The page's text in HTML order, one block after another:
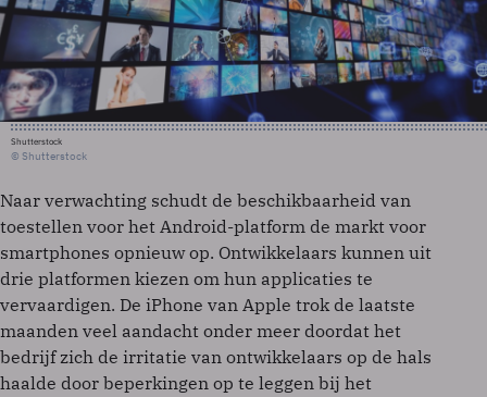
Shutterstock
© Shutterstock
Naar verwachting schudt de beschikbaarheid van
toestellen voor het Android-platform de markt voor
smartphones opnieuw op. Ontwikkelaars kunnen uit
drie platformen kiezen om hun applicaties te
vervaardigen. De iPhone van Apple trok de laatste
maanden veel aandacht onder meer doordat het
bedrijf zich de irritatie van ontwikkelaars op de hals
haalde door beperkingen op te leggen bij het